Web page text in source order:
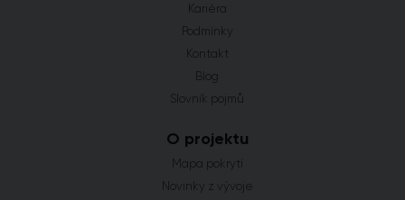
Kariéra
Podmínky
Kontakt
Blog
Slovník pojmů
O projektu
Mapa pokrytí
Novinky z vývoje